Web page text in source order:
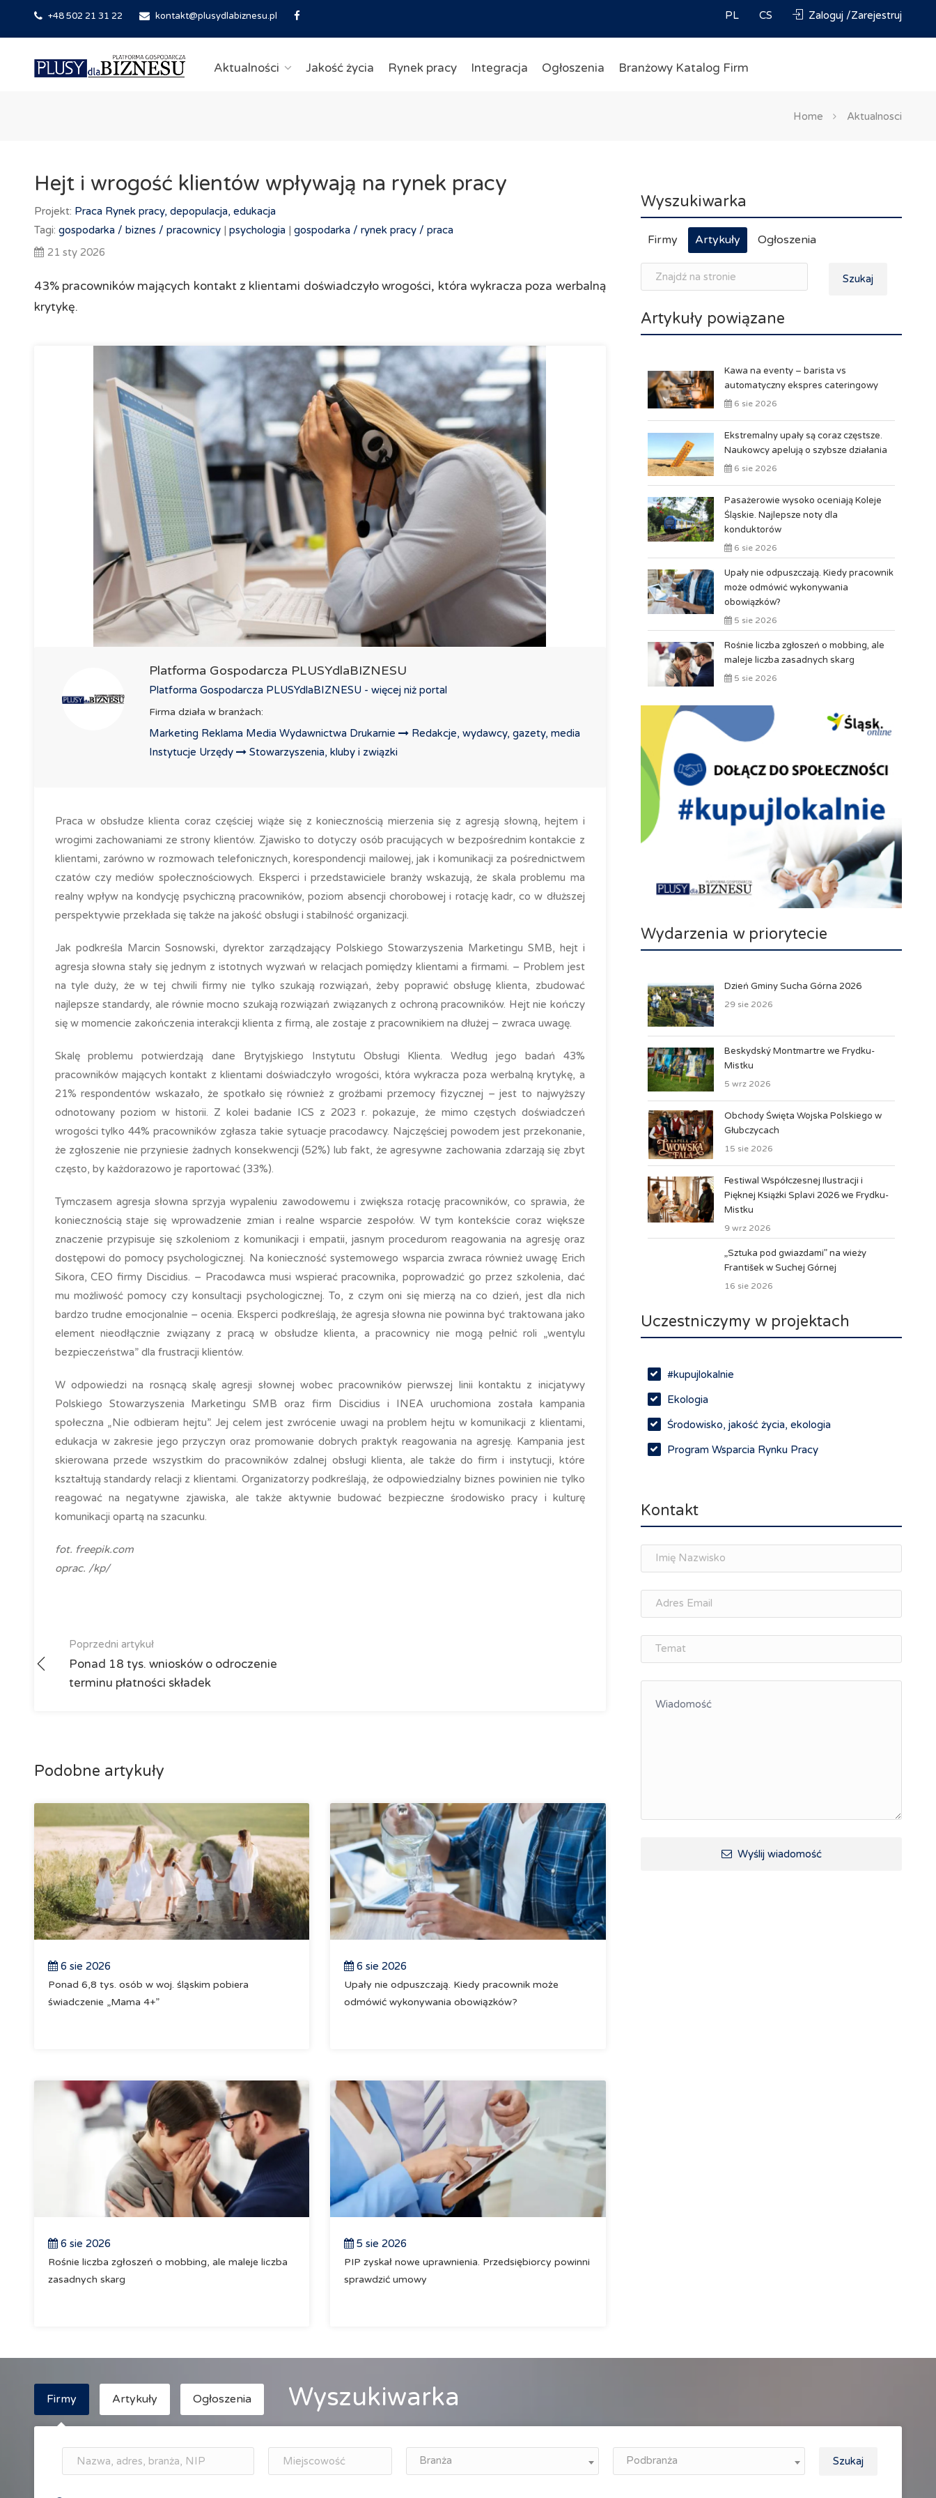
+48 502 21 31 22 kontakt@plusydlabiznesu.pl PL CS Zaloguj /Zarejestruj
Aktualności Jakość życia Rynek pracy Integracja Ogłoszenia Branżowy Katalog Firm
Home Aktualnosci
Hejt i wrogość klientów wpływają na rynek pracy
Projekt: Praca Rynek pracy, depopulacja, edukacja
Tagi: gospodarka / biznes / pracownicy | psychologia | gospodarka / rynek pracy / praca
21 sty 2026
43% pracowników mających kontakt z klientami doświadczyło wrogości, która wykracza poza werbalną
krytykę.
Platforma Gospodarcza PLUSYdlaBIZNESU
Platforma Gospodarcza PLUSYdlaBIZNESU - więcej niż portal
Firma działa w branżach:
Marketing Reklama Media Wydawnictwa Drukarnie
Redakcje, wydawcy, gazety, media
Instytucje Urzędy
Stowarzyszenia, kluby i związki
Praca w obsłudze klienta coraz częściej wiąże się z koniecznością mierzenia się z agresją słowną, hejtem i
wrogimi zachowaniami ze strony klientów. Zjawisko to dotyczy osób pracujących w bezpośrednim kontakcie z
klientami, zarówno w rozmowach telefonicznych, korespondencji mailowej, jak i komunikacji za pośrednictwem
czatów czy mediów społecznościowych. Eksperci i przedstawiciele branży wskazują, że skala problemu ma
realny wpływ na kondycję psychiczną pracowników, poziom absencji chorobowej i rotację kadr, co w dłuższej
perspektywie przekłada się także na jakość obsługi i stabilność organizacji.
Jak podkreśla Marcin Sosnowski, dyrektor zarządzający Polskiego Stowarzyszenia Marketingu SMB, hejt i
agresja słowna stały się jednym z istotnych wyzwań w relacjach pomiędzy klientami a firmami. – Problem jest
na tyle duży, że w tej chwili firmy nie tylko szukają rozwiązań, żeby poprawić obsługę klienta, zbudować
najlepsze standardy, ale równie mocno szukają rozwiązań związanych z ochroną pracowników. Hejt nie kończy
się w momencie zakończenia interakcji klienta z firmą, ale zostaje z pracownikiem na dłużej – zwraca uwagę.
Skalę problemu potwierdzają dane Brytyjskiego Instytutu Obsługi Klienta. Według jego badań 43%
pracowników mających kontakt z klientami doświadczyło wrogości, która wykracza poza werbalną krytykę, a
21% respondentów wskazało, że spotkało się również z groźbami przemocy fizycznej – jest to najwyższy
odnotowany poziom w historii. Z kolei badanie ICS z 2023 r. pokazuje, że mimo częstych doświadczeń
wrogości tylko 44% pracowników zgłasza takie sytuacje pracodawcy. Najczęściej powodem jest przekonanie,
że zgłoszenie nie przyniesie żadnych konsekwencji (52%) lub fakt, że agresywne zachowania zdarzają się zbyt
często, by każdorazowo je raportować (33%).
Tymczasem agresja słowna sprzyja wypaleniu zawodowemu i zwiększa rotację pracowników, co sprawia, że
koniecznością staje się wprowadzenie zmian i realne wsparcie zespołów. W tym kontekście coraz większe
znaczenie przypisuje się szkoleniom z komunikacji i empatii, jasnym procedurom reagowania na agresję oraz
dostępowi do pomocy psychologicznej. Na konieczność systemowego wsparcia zwraca również uwagę Erich
Sikora, CEO firmy Discidius. – Pracodawca musi wspierać pracownika, poprowadzić go przez szkolenia, dać
mu możliwość pomocy czy konsultacji psychologicznej. To, z czym oni się mierzą na co dzień, jest dla nich
bardzo trudne emocjonalnie – ocenia. Eksperci podkreślają, że agresja słowna nie powinna być traktowana jako
element nieodłącznie związany z pracą w obsłudze klienta, a pracownicy nie mogą pełnić roli „wentylu
bezpieczeństwa” dla frustracji klientów.
W odpowiedzi na rosnącą skalę agresji słownej wobec pracowników pierwszej linii kontaktu z inicjatywy
Polskiego Stowarzyszenia Marketingu SMB oraz firm Discidius i INEA uruchomiona została kampania
społeczna „Nie odbieram hejtu”. Jej celem jest zwrócenie uwagi na problem hejtu w komunikacji z klientami,
edukacja w zakresie jego przyczyn oraz promowanie dobrych praktyk reagowania na agresję. Kampania jest
skierowana przede wszystkim do pracowników zdalnej obsługi klienta, ale także do firm i instytucji, które
kształtują standardy relacji z klientami. Organizatorzy podkreślają, że odpowiedzialny biznes powinien nie tylko
reagować na negatywne zjawiska, ale także aktywnie budować bezpieczne środowisko pracy i kulturę
komunikacji opartą na szacunku.
fot. freepik.com
oprac. /kp/
Poprzedni artykuł
Ponad 18 tys. wniosków o odroczenie
terminu płatności składek
Podobne artykuły
6 sie 2026
Ponad 6,8 tys. osób w woj. śląskim pobiera
świadczenie „Mama 4+”
6 sie 2026
Upały nie odpuszczają. Kiedy pracownik może
odmówić wykonywania obowiązków?
6 sie 2026
Rośnie liczba zgłoszeń o mobbing, ale maleje liczba
zasadnych skarg
5 sie 2026
PIP zyskał nowe uprawnienia. Przedsiębiorcy powinni
sprawdzić umowy
Wyszukiwarka
Firmy Artykuły Ogłoszenia
Szukaj
Artykuły powiązane
Kawa na eventy – barista vs
automatyczny ekspres cateringowy
6 sie 2026
Ekstremalny upały są coraz częstsze.
Naukowcy apelują o szybsze działania
6 sie 2026
Pasażerowie wysoko oceniają Koleje
Śląskie. Najlepsze noty dla
konduktorów
6 sie 2026
Upały nie odpuszczają. Kiedy pracownik
może odmówić wykonywania
obowiązków?
5 sie 2026
Rośnie liczba zgłoszeń o mobbing, ale
maleje liczba zasadnych skarg
5 sie 2026
Wydarzenia w priorytecie
Dzień Gminy Sucha Górna 2026
29 sie 2026
Beskydský Montmartre we Frydku-
Mistku
5 wrz 2026
Obchody Święta Wojska Polskiego w
Głubczycach
15 sie 2026
Festiwal Współczesnej Ilustracji i
Pięknej Książki Splavi 2026 we Frydku-
Mistku
9 wrz 2026
„Sztuka pod gwiazdami” na wieży
František w Suchej Górnej
16 sie 2026
Uczestniczymy w projektach
#kupujlokalnie
Ekologia
Środowisko, jakość życia, ekologia
Program Wsparcia Rynku Pracy
Spotkania branżowe
osobisty
Memorandum Gospodarcze PL-CZ
Śląskie Porozumienie Gospodarcze
ŚLĄSK.ONLINE
Integracja
Kontakt
Wyślij wiadomość
Firmy Artykuły Ogłoszenia Wyszukiwarka
Branża Podbranża Szukaj